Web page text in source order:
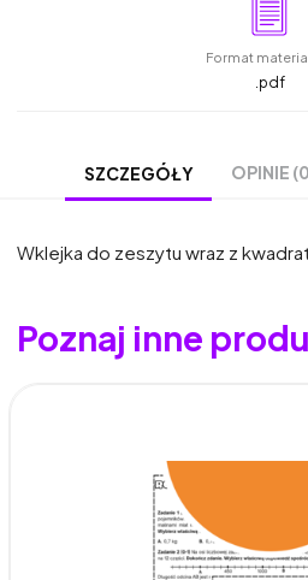
Format
.pdf
SZCZEGÓŁY OPINIE
Wklejka do zeszytu wraz z
Poznaj inne